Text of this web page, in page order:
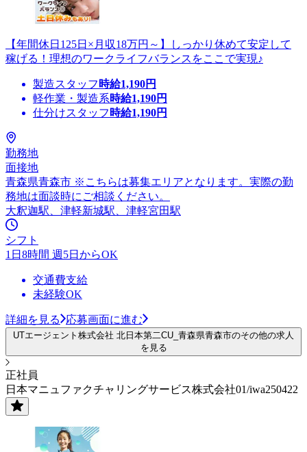
【年間休日125日×月収18万円～】しっかり休めて安定して
稼げる！理想のワークライフバランスをここで実現♪
製造スタッフ 時給1,190円
軽作業・製造系時給1,190円
仕分けスタッフ 時給1,190円
勤務地
面接地
青森県青森市 ※こちらは募集エリアとなります。実際の勤
務地は面談時にご相談ください。
大釈迦駅、津軽新城駅、津軽宮田駅
シフト
1日8時間 週5日からOK
交通費支給
未経験OK
詳細を見る 応募画面に進む
UTエージェント株式会社 北日本第二CU_青森県青森市のその他の求人
を見る
正社員
日本マニュファクチャリングサービス株式会社01/iwa250422